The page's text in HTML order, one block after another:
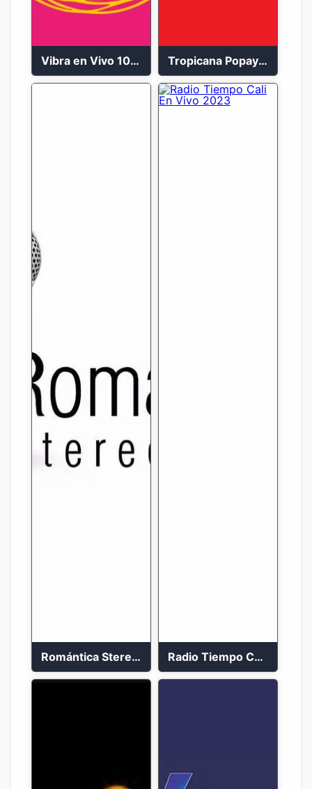
Vibra en Vivo 104.9 FM Bogotá Tropicana Popayán en vivo 106.1 FM
Romántica Stereo 88.1 FM Radio Tiempo Cali En Vivo 2023